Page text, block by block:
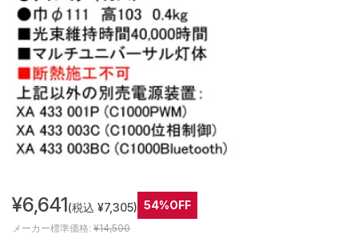
¥6,641(税込 ¥7,305) 54%OFF
メーカー標準価格: ¥14,500